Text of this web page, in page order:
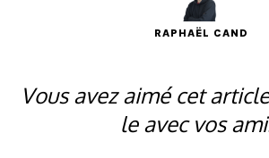
RAPHAËL CAND
Vous avez aimé cet
le avec vos